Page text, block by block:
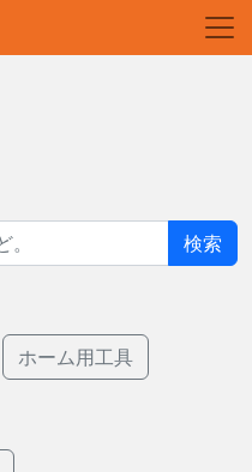
検索
ホーム用工具